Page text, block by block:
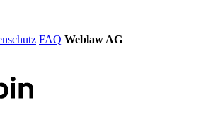
FAQ Weblaw AG